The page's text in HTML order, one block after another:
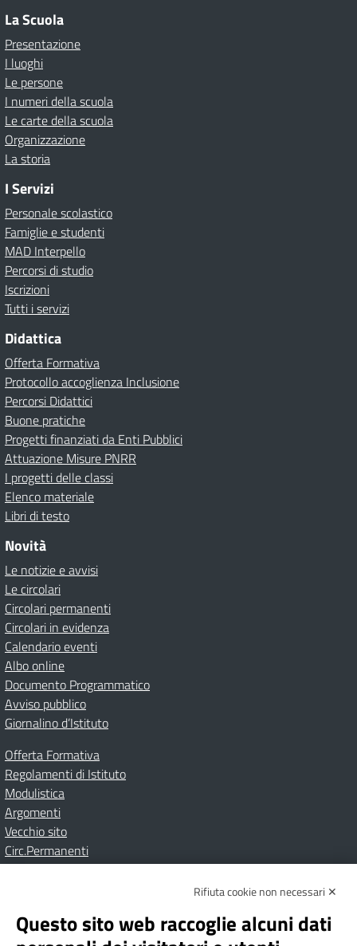
La Scuola
Presentazione
I luoghi
Le persone
I numeri della scuola
Le carte della scuola
Organizzazione
La storia
I Servizi
Personale scolastico
Famiglie e studenti
MAD Interpello
Percorsi di studio
Iscrizioni
Tutti i servizi
Didattica
Offerta Formativa
Protocollo accoglienza Inclusione
Percorsi Didattici
Buone pratiche
Progetti finanziati da Enti Pubblici
Attuazione Misure PNRR
I progetti delle classi
Elenco materiale
Libri di testo
Novità
Le notizie e avvisi
Le circolari
Circolari permanenti
Circolari in evidenza
Calendario eventi
Albo online
Documento Programmatico
Avviso pubblico
Giornalino d’Istituto
Offerta Formativa
Regolamenti di Istituto
Modulistica
Argomenti
Vecchio sito
Circ.Permanenti
Albo onlinePrivacy Policy
Dichiarazione di accessibilità
Note Legali
Rifiuta cookie non necessari ✕
Questo sito web raccoglie alcuni dati